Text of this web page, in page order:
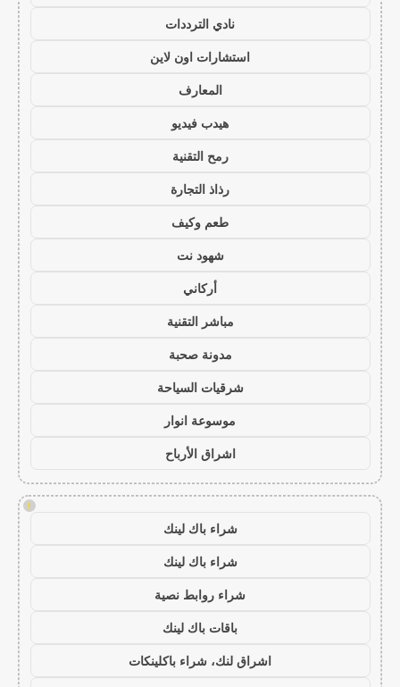
نادي الترددات
استشارات اون لاين
المعارف
هيدب فيديو
رمح التقنية
رذاذ التجارة
طعم وكيف
شهود نت
أركاني
مباشر التقنية
مدونة صحبة
شرقيات السياحة
موسوعة انوار
اشراق الأرباح
!
شراء باك لينك
شراء باك لينك
شراء روابط نصية
باقات باك لينك
اشراق لنك، شراء باكلينكات